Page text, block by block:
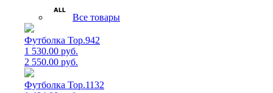
Все товары
Футболка Top.942
1 530.00 руб.
2 550.00 руб.
Футболка Top.1132